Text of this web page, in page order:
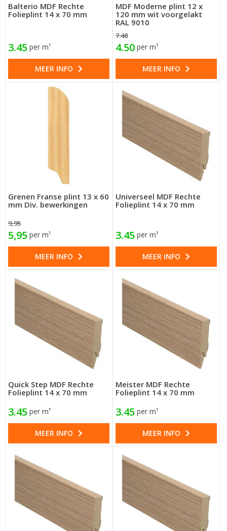
Balterio MDF Rechte
Folieplint 14 x 70 mm
3.45 per m¹
MEER INFO
MDF Moderne plint 12 x
120 mm wit voorgelakt
RAL 9010
7.48
4.50 per m¹
MEER INFO
Grenen Franse plint 13 x 60
mm Div. bewerkingen
9,95
5,95 per m¹
MEER INFO
Universeel MDF Rechte
Folieplint 14 x 70 mm
3.45 per m¹
MEER INFO
Quick Step MDF Rechte
Folieplint 14 x 70 mm
3.45 per m¹
MEER INFO
Meister MDF Rechte
Folieplint 14 x 70 mm
3.45 per m¹
MEER INFO